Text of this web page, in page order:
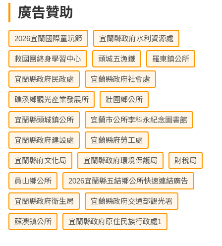
廣告贊助
2026宜蘭國際童玩節 宜蘭縣政府水利資源處
救國團終身學習中心 頭城五漁鐵 羅東鎮公所
宜蘭縣政府民政處 宜蘭縣政府社會處
礁溪鄉觀光產業發展所 壯圍鄉公所
宜蘭縣頭城鎮公所 宜蘭市公所李科永紀念圖書館
宜蘭縣政府建設處 宜蘭縣府勞工處
宜蘭縣府文化局 宜蘭縣政府環境保護局 財稅局
員山鄉公所 2026宜蘭縣五結鄉公所快速連結廣告
宜蘭縣政府衛生局 宜蘭縣政府交通部觀光署
蘇澳鎮公所 宜蘭縣政府原住民族行政處1